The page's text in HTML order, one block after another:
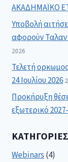
ΑΚΑΔΗΜΑΪΚΟ
Υποβολή
αφορούν
2026
Τελετή
24 Ιουλίου 2026
Προκήρυξη
εξωτερικό
Webinars(4)